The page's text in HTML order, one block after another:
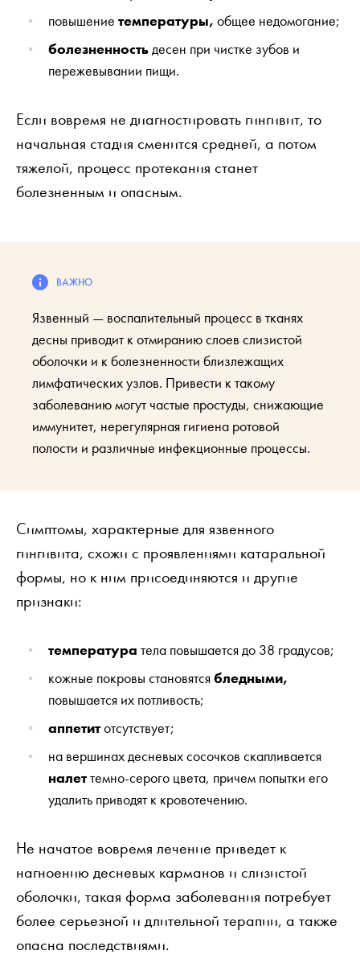
повышение температуры, общее недомогание;
болезненностьдесен при чистке зубов и
пережевывании пищи.
Если вовремя не диагностировать гингивит, то
начальная стадия сменится средней, а потом
тяжелой, процесс протекания станет
болезненным и опасным.
Язвенный — воспалительный процесс в тканях
десны приводит к отмиранию слоев слизистой
оболочки и к болезненности близлежащих
лимфатических узлов. Привести к такому
заболеванию могут частые простуды, снижающие
иммунитет, нерегулярная гигиена ротовой
полости и различные инфекционные процессы.
Симптомы, характерные для язвенного
гингивита, схожи с проявлениями катаральной
формы, но к ним присоединяются и другие
признаки:
температура тела повышается до 38 градусов;
кожные покровы становятсябледными,
повышается их потливость;
аппетитотсутствует;
на вершинах десневых сосочков скапливается
налеттемно-серого цвета, причем попытки его
удалить приводят к кровотечению.
Не начатое вовремя лечение приведет к
нагноению десневых карманов и слизистой
оболочки, такая форма заболевания потребует
более серьезной и длительной терапии, а также
опасна последствиями.